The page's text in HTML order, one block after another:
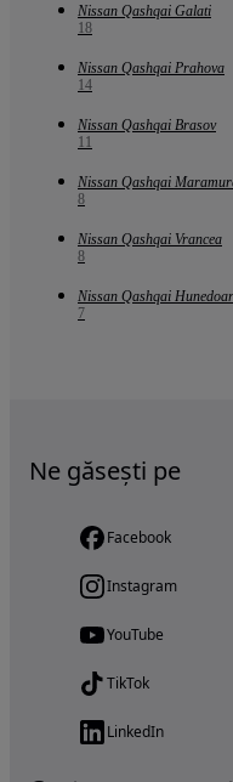
Nissan Qashqai Galati
18
Nissan Qashqai Prahova
14
Nissan Qashqai Brasov
11
Nissan Qashqai
8
Nissan Qashqai Vrancea
8
Nissan Qashqai
7
Ne găsești pe
Facebook
Instagram
YouTube
TikTok
LinkedIn